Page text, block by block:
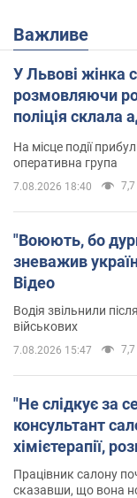
Важливе
У Львові жінка
розмовляючи
поліція склала
На місце події
оперативна група
7.08.2026 18:40 7,7
"Воюють, бо
зневажив
Відео
Водія звільнили
військових
7.08.2026 15:47 7,7
"Не слідкує за
консультант
хімієтерапії,
Працівник салону
сказавши, що вона